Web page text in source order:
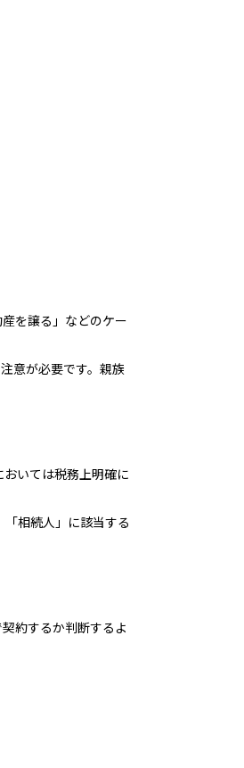
を譲る」などのケー
意が必要です。親族
いては税務上明確に
相続人」に該当する
約するか判断するよ